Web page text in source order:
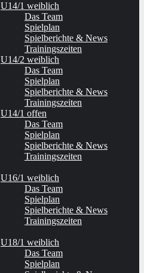
U14/1 weiblich
Das Team
Spielplan
Spielberichte & News
Trainingszeiten
U14/2 weiblich
Das Team
Spielplan
Spielberichte & News
Trainingszeiten
U14/1 offen
Das Team
Spielplan
Spielberichte & News
Trainingszeiten
U16/1 weiblich
Das Team
Spielplan
Spielberichte & News
Trainingszeiten
U18/1 weiblich
Das Team
Spielplan